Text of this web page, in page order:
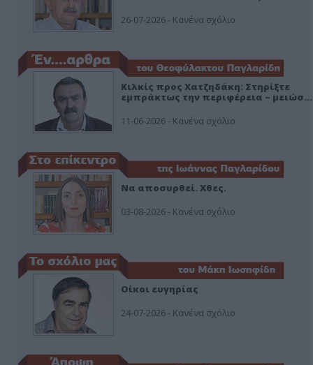
26-07-2026 - Κανένα σχόλιο
Κιλκίς προς Χατζηδάκη: Στηρίξτε
εμπράκτως την περιφέρεια – μειώσ…
11-06-2026 - Κανένα σχόλιο
Να αποσυρθεί. Χθες.
03-08-2026 - Κανένα σχόλιο
Οίκοι ευγηρίας
24-07-2026 - Κανένα σχόλιο